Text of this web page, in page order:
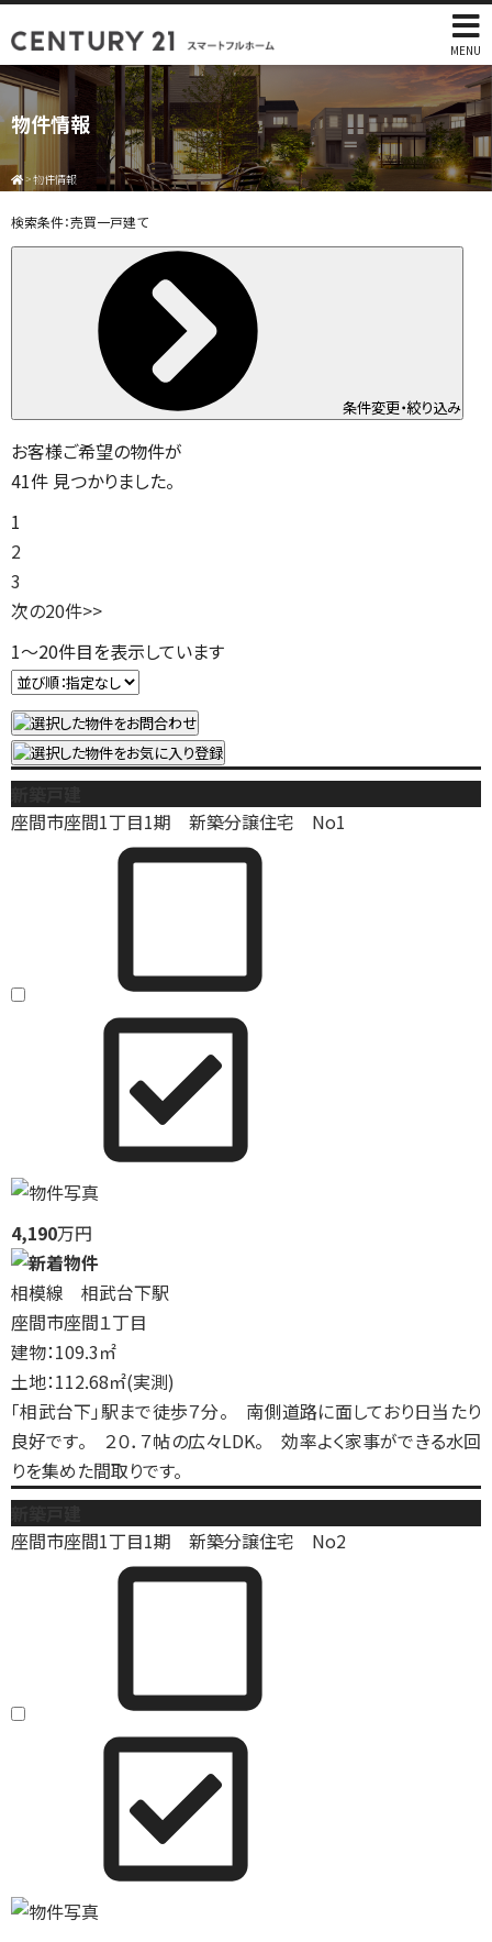
MENU
物件情報
>物件情報
検索条件：売買一戸建て
条件変更・絞り込み
お客様ご希望の物件が
41件 見つかりました。
1
2
3
次の20件>>
1～20件目を表示しています
座間市座間1丁目1期 新築分譲住宅 No1
4,190万円
相模線 相武台下駅
座間市座間１丁目
建物：109.3㎡
土地：112.68㎡(実測)
「相武台下」駅まで徒歩７分。 南側道路に面しており日当たり
良好です。 ２０．７帖の広々LDK。 効率よく家事ができる水回
りを集めた間取りです。
座間市座間1丁目1期 新築分譲住宅 No2